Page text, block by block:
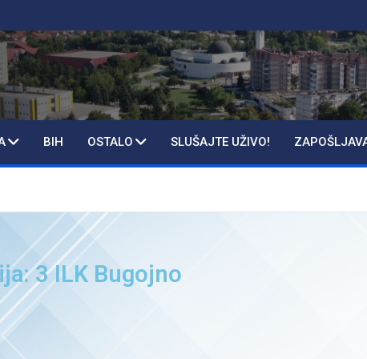
BIH OSTALO SLUŠAJTE UŽIVO!
3 ILK Bugojno